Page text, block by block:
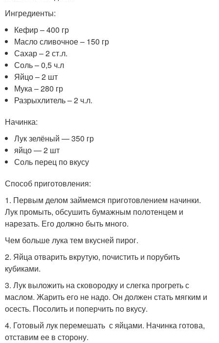
Ингредиенты:
Кефир – 400 гр
Масло сливочное – 150 гр
Сахар – 2 ст.л.
Соль – 0,5 ч.л
Яйцо – 2 шт
Мука – 280 гр
Разрыхлитель – 2 ч.л.
Начинка:
Лук зелёный — 350 гр
яйцо — 2 шт
Соль перец по вкусу
Способ приготовления:
1. Первым делом займемся приготовлением начинки.
Лук промыть, обсушить бумажным полотенцем и
нарезать. Его должно быть много.
Чем больше лука тем вкусней пирог.
2. Яйца отварить вкрутую, почистить и порубить
кубиками.
3. Лук выложить на сковородку и слегка прогреть с
маслом. Жарить его не надо. Он должен стать мягким и
осесть. Посолить и поперчить по вкусу.
4. Готовый лук перемешать с яйцами. Начинка готова,
отставим ее в сторону.